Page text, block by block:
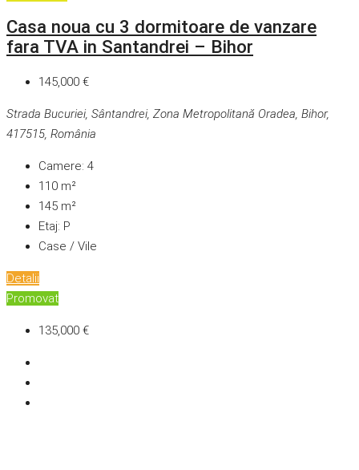
Casa noua cu 3 dormitoare de vanzare
fara TVA in Santandrei – Bihor
145,000 €
Strada Bucuriei, Sântandrei, Zona Metropolitană Oradea, Bihor,
417515, România
Camere: 4
110 m²
145 m²
Etaj: P
Case / Vile
Detalii
Promovat
135,000 €